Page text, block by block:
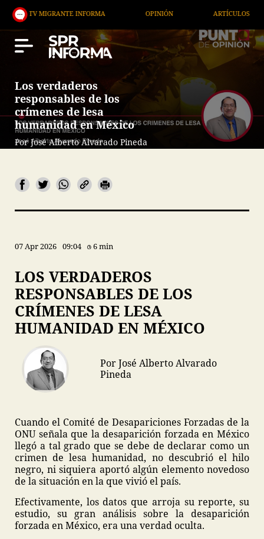
INFORMA OPINIÓN ARTÍCULOS ARTE
Los verdaderos
responsables de los
crímenes de lesa
humanidad en México
Por José Alberto Alvarado Pineda
07 Apr 2026 09:04 6 min
LOS VERDADEROS
RESPONSABLES DE LOS
CRÍMENES DE LESA
HUMANIDAD EN MÉXICO
Por José Alberto Alvarado
Pineda
Cuando el Comité de Desapariciones Forzadas de la
ONU señala que la desaparición forzada en México
llegó a tal grado que se debe de declarar como un
crimen de lesa humanidad, no descubrió el hilo
negro, ni siquiera aportó algún elemento novedoso
de la situación en la que vivió el país.
Efectivamente, los datos que arroja su reporte, su
estudio, su gran análisis sobre la desaparición
forzada en México, era una verdad oculta.